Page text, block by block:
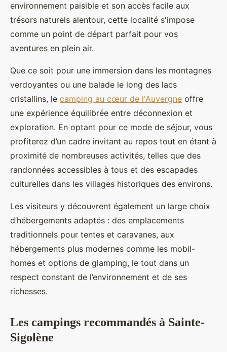
environnement paisible et son accès facile aux
trésors naturels alentour, cette localité s'impose
comme un point de départ parfait pour vos
aventures en plein air.
Que ce soit pour une immersion dans les montagnes
verdoyantes ou une balade le long des lacs
cristallins, le camping au cœur de l'Auvergne offre
une expérience équilibrée entre déconnexion et
exploration. En optant pour ce mode de séjour, vous
profiterez d’un cadre invitant au repos tout en étant à
proximité de nombreuses activités, telles que des
randonnées accessibles à tous et des escapades
culturelles dans les villages historiques des environs.
Les visiteurs y découvrent également un large choix
d’hébergements adaptés : des emplacements
traditionnels pour tentes et caravanes, aux
hébergements plus modernes comme les mobil-
homes et options de glamping, le tout dans un
respect constant de l’environnement et de ses
richesses.
Les campings recommandés à Sainte-
Sigolène